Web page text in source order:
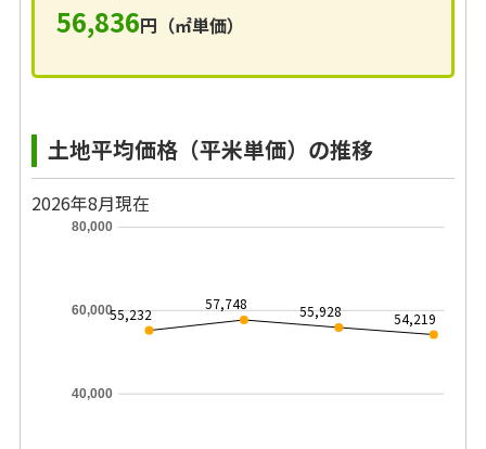
56,836円（㎡単価）
土地平均価格（平米単価）の推移
2026年8月現在
40,000
60,000
80,000
55,232
57,748 55,928 54,219